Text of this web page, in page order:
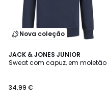
Nova coleção
JACK & JONES JUNIOR
Sweat com capuz, em moletão
34.99 €
3
Cores